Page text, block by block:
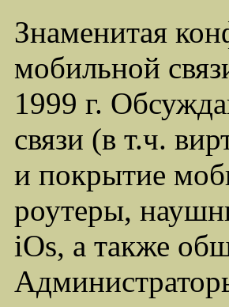
Знаменитая
мобильной
1999 г.
связи (в т.ч.
и покрытие
роутеры,
iOs, а также